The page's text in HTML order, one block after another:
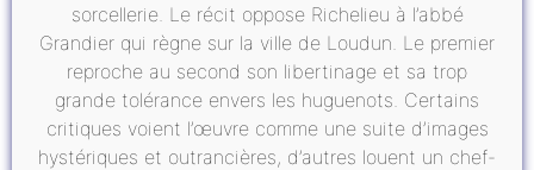
sorcellerie. Le récit oppose Richelieu à l’abbé
Grandier qui règne sur la ville de Loudun. Le premier
reproche au second son libertinage et sa trop
grande tolérance envers les huguenots. Certains
critiques voient l’œuvre comme une suite d’images
hystériques et outrancières, d’autres louent un chef-